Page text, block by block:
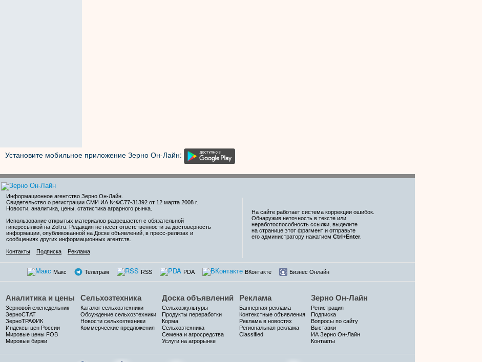
Установите мобильное приложение Зерно Он-Лайн:
Информационное агентство Зерно Он-Лайн
Свидетельство о регистрации СМИ ИА №ФС77-31392 от 12 марта 2008 г.
Новости, аналитика, цены, статистика аграрного рынка.
Использование открытых материалов разрешается с обязательной
гиперссылкой на Zol.ru. Редакция не несет ответственности за достоверность
информации, опубликованной на Доске объявлений, в пресс-релизах и
сообщениях других информационных агентств.
Контакты
Подписка Реклама
На сайте работает система коррекции ошибок.
Обнаружив неточность в тексте или
неработоспособность ссылки, выделите
на странице этот фрагмент и отправьте
его администратору нажатием Ctrl+Enter
Макс Телеграм RSS PDA ВКонтакте Бизнес Онлайн
Аналитика и цены
Зерновой еженедельник
ЗерноСТАТ
ЗерноТРАФИК
Индексы цен России
Мировые цены FOB
Мировые биржи
Сельхозтехника
Каталог сельхозтехники
Обсуждение сельхозтехники
Новости сельхозтехники
Коммерческие предложения
Доска объявлений
Сельхозкультуры
Продукты переработки
Корма
Сельхозтехника
Семена и агросредства
Услуги на агрорынке
Реклама
Баннерная реклама
Контекстные объявления
Реклама в новостях
Региональная реклама
Classified
Зерно Он-Лайн
Регистрация
Подписка
Вопросы по сайту
Выставки
ИА Зерно Он-Лайн
Контакты